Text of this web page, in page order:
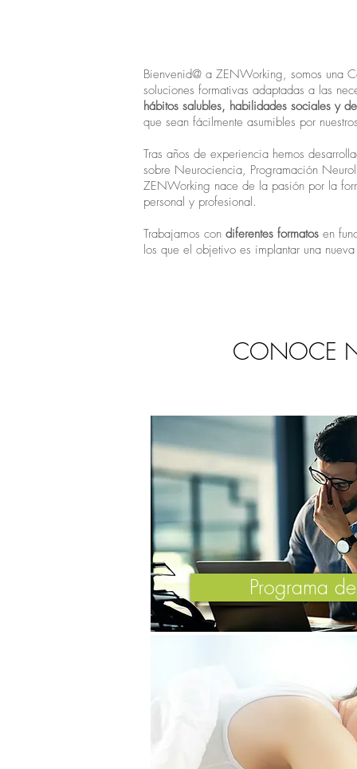
Bienvenid@ a ZENWorking, somos una
soluciones formativas adaptadas a las
hábitos salubles, habilidades sociales y
que sean fácilmente asumibles por
Tras años de experiencia hemos
sobre Neurociencia, Programación
ZENWorking nace de la pasión por la
personal y profesional.
Trabajamos con diferentes formatos en
los que el objetivo es implantar una
CONOCE
Programa